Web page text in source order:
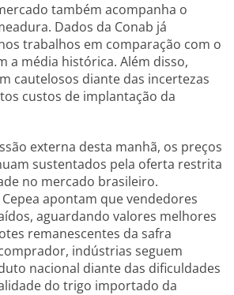
também acompanha o
Dados da Conab já
trabalhos em comparação com o
a média histórica. Além disso,
cautelosos diante das incertezas
custos de implantação da
externa desta manhã, os preços
sustentados pela oferta restrita
no mercado brasileiro.
apontam que vendedores
aguardando valores melhores
remanescentes da safra
indústrias seguem
nacional diante das dificuldades
do trigo importado da